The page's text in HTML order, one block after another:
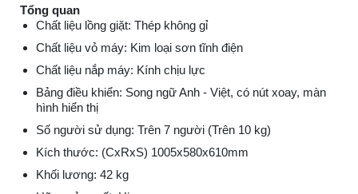
Tổng quan
Chất liệu lồng giặt: Thép không gỉ
Chất liệu vỏ máy: Kim loại sơn tĩnh điện
Chất liệu nắp máy: Kính chịu lực
Bảng điều khiển: Song ngữ Anh - Việt, có nút xoay, màn
hình hiển thị
Số người sử dụng: Trên 7 người (Trên 10 kg)
Kích thước: (CxRxS) 1005x580x610mm
Khối lương: 42 kg